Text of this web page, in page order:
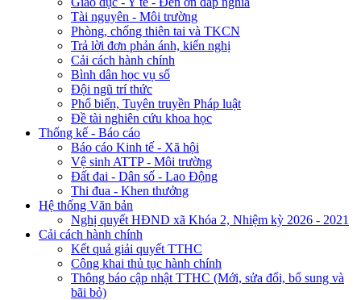
Tài nguyên - Môi trường
Phòng, chống thiên tai và TKCN
Trả lời đơn phản ánh, kiến nghị
Cải cách hành chính
Bình dân học vụ số
Đội ngũ trí thức
Phổ biến, Tuyên truyền Pháp luật
Đề tài nghiên cứu khoa học
Thống kế - Báo cáo
Báo cáo Kinh tế - Xã hội
Vệ sinh ATTP - Môi trường
Đất đai - Dân số - Lao Động
Thi đua - Khen thưởng
Hệ thống Văn bản
Nghị quyết HĐND xã Khóa 2, Nhiệm kỳ 2026 - 2021
Cải cách hành chính
Kết quả giải quyết TTHC
Công khai thủ tục hành chính
Thông báo cập nhật TTHC (Mới, sửa đổi, bổ sung và
bãi bỏ)